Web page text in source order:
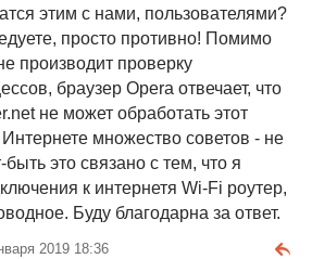
этим с нами, пользователями?
просто противно! Помимо
производит проверку
браузер Opera отвечает, что
не может обработать этот
множество советов - не
это связано с тем, что я
к интернетя Wi-Fi роутер,
Буду благодарна за ответ.
2019 18:36